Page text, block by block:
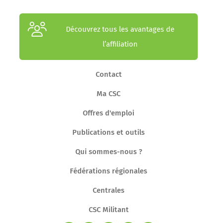
Découvrez tous les avantages de
l’affiliation
Contact
Ma CSC
Offres d'emploi
Publications et outils
Qui sommes-nous ?
Fédérations régionales
Centrales
CSC Militant